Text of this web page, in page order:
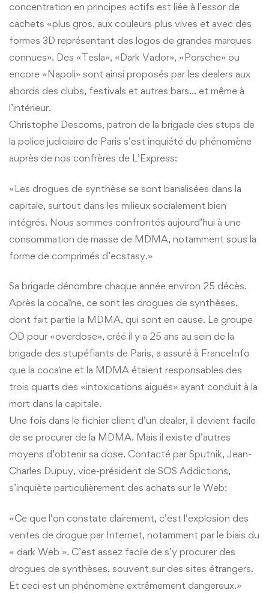
concentration en principes actifs est liée à l’essor de
cachets «plus gros, aux couleurs plus vives et avec des
formes 3D représentant des logos de grandes marques
connues». Des «Tesla», «Dark Vador», «Porsche» ou
encore «Napoli» sont ainsi proposés par les dealers aux
abords des clubs, festivals et autres bars… et même à
l’intérieur.
Christophe Descoms, patron de la brigade des stups de
la police judiciaire de Paris s’est inquiété du phénomène
auprès de nos confrères de L’Express:
«Les drogues de synthèse se sont banalisées dans la
capitale, surtout dans les milieux socialement bien
intégrés. Nous sommes confrontés aujourd’hui à une
consommation de masse de MDMA, notamment sous la
forme de comprimés d’ecstasy.»
Sa brigade dénombre chaque année environ 25 décès.
Après la cocaïne, ce sont les drogues de synthèses,
dont fait partie la MDMA, qui sont en cause. Le groupe
OD pour «overdose», créé il y a 25 ans au sein de la
brigade des stupéfiants de Paris, a assuré à FranceInfo
que la cocaïne et la MDMA étaient responsables des
trois quarts des «intoxications aiguës» ayant conduit à la
mort dans la capitale.
Une fois dans le fichier client d’un dealer, il devient facile
de se procurer de la MDMA. Mais il existe d’autres
moyens d’obtenir sa dose. Contacté par Sputnik, Jean-
Charles Dupuy, vice-président de SOS Addictions,
s’inquiète particulièrement des achats sur le Web:
«Ce que l’on constate clairement, c’est l’explosion des
ventes de drogue par Internet, notamment par le biais du
« dark Web ». C’est assez facile de s’y procurer des
drogues de synthèses, souvent sur des sites étrangers.
Et ceci est un phénomène extrêmement dangereux.»